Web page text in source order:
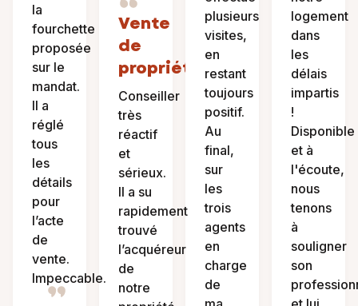
la
fourchette
proposée
sur le
mandat.
Il a
réglé
tous
les
détails
pour
l’acte
de
vente.
Impeccable.
Vente
de
propriété
Conseiller
très
réactif
et
sérieux.
Il a su
rapidement
trouvé
l’acquéreur
de
notre
plusieurs
visites,
en
restant
toujours
positif.
Au
final,
sur
les
trois
agents
en
charge
de
logement
dans
les
délais
impartis
!
Disponible
et à
l'écoute,
nous
tenons
à
souligner
son